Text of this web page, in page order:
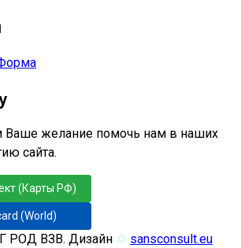
Ваше желание помочь нам в наших
сайта.
(Карты РФ)
(World)
РОД ВЗВ. Дизайн ♲ sansconsult.eu